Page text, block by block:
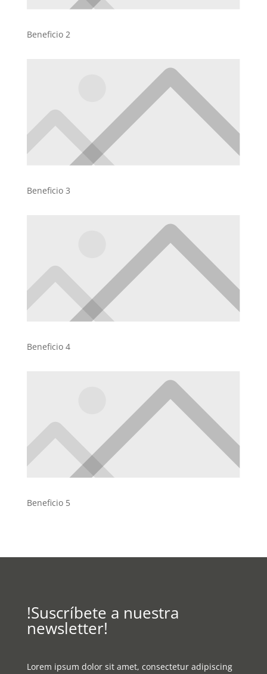
Beneficio 2
Beneficio 3
Beneficio 4
Beneficio 5
!Suscríbete a nuestra
newsletter!
Lorem ipsum dolor sit amet, consectetur adipiscing